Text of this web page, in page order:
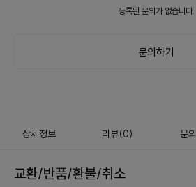
등록된 문의가 없습니다.
문의하기
상세정보 리뷰(0) 문의
교환/반품/환불/취소